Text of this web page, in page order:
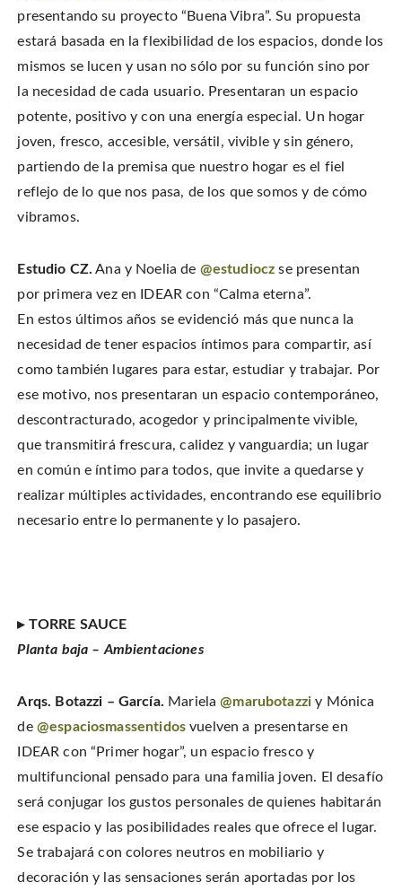
presentando su proyecto “Buena Vibra”. Su propuesta
estará basada en la flexibilidad de los espacios, donde los
mismos se lucen y usan no sólo por su función sino por
la necesidad de cada usuario. Presentaran un espacio
potente, positivo y con una energía especial. Un hogar
joven, fresco, accesible, versátil, vivible y sin género,
partiendo de la premisa que nuestro hogar es el fiel
reflejo de lo que nos pasa, de los que somos y de cómo
vibramos.
Estudio CZ. Ana y Noelia de @estudiocz se presentan
por primera vez en IDEAR con “Calma eterna”.
En estos últimos años se evidenció más que nunca la
necesidad de tener espacios íntimos para compartir, así
como también lugares para estar, estudiar y trabajar. Por
ese motivo, nos presentaran un espacio contemporáneo,
descontracturado, acogedor y principalmente vivible,
que transmitirá frescura, calidez y vanguardia; un lugar
en común e íntimo para todos, que invite a quedarse y
realizar múltiples actividades, encontrando ese equilibrio
necesario entre lo permanente y lo pasajero.
▸ TORRE SAUCE
Planta baja – Ambientaciones
Arqs. Botazzi – García. Mariela@marubotazzi y Mónica
de @espaciosmassentidos vuelven a presentarse en
IDEAR con “Primer hogar”, un espacio fresco y
multifuncional pensado para una familia joven. El desafío
será conjugar los gustos personales de quienes habitarán
ese espacio y las posibilidades reales que ofrece el lugar.
Se trabajará con colores neutros en mobiliario y
decoración y las sensaciones serán aportadas por los